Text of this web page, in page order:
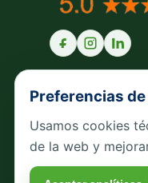
Preferencias
Usamos cookies
de la web y